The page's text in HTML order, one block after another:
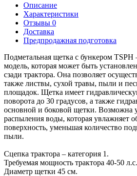
Описание
Характеристики
Отзывы 0
Доставка
Предпродажная подготовка
Подметальная щетка с бункером TSPH
модель, которая может быть
сзади трактора. Она позволяет
также листвы, сухой травы, пыли и
площадок. Щетка имеет
поворота до 30 градусов, а также
основной и боковой щетки. Возможна
распыления воды, которая увлажняет
поверхность, уменьшая количество
пыли.
Сцепка трактора – категория 1.
Требуемая мощность трактора 40-50 л.с.
Диаметр щетки 45 см.